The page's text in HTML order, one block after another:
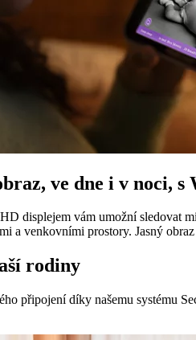
ve dne i v noci, s
displejem vám umožní sledovat
a venkovními prostory. Jasný
rodiny
připojení díky našemu systému